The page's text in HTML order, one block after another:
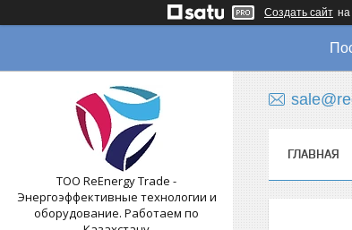
Создать сайт на
ТОО ReEnergy Trade -
Энергоэффективные технологии и
оборудование. Работаем по
ГЛАВНАЯ